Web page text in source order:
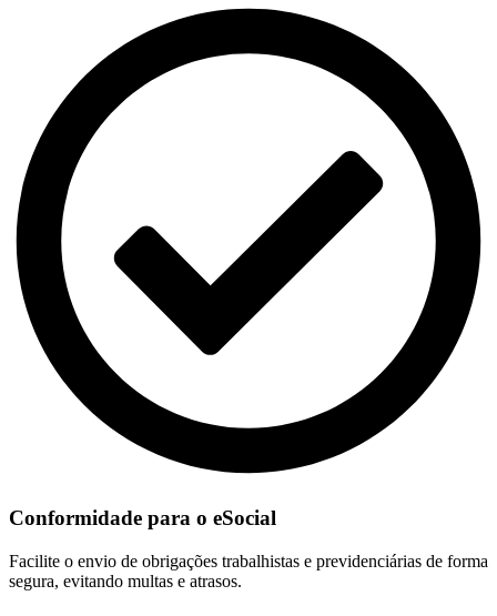
Conformidade para o eSocial
Facilite o envio de obrigações trabalhistas e previdenciárias de forma
segura, evitando multas e atrasos.